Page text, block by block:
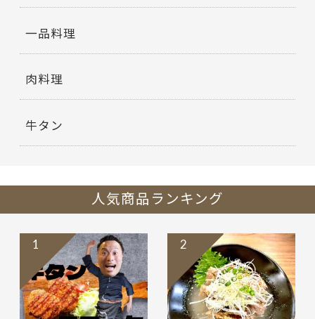
一品料理
肉料理
牛タン
人気商品ランキング
1 2